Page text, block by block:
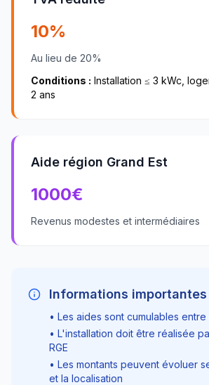
10%
Au lieu de 20%
Conditions : Installation ≤ 3 kWc,
2 ans
Aide région Grand Est
1000€
Revenus modestes et intermédiaires
Informations importantes
• Les aides sont cumulables entre
• L'installation doit être réalisée
RGE
• Les montants peuvent évoluer
et la localisation